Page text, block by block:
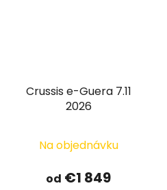
Crussis e-Guera 7.11
2026
Na objednávku
od €1 849